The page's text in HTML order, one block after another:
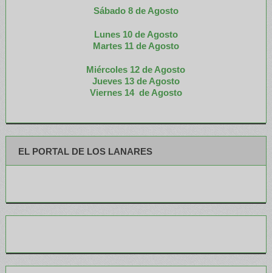
Sábado 8 de Agosto
Lunes 10 de Agosto
Martes 11 de Agosto
Miércoles 12 de Agosto
Jueves 13 de Agosto
Viernes 14 de Agosto
EL PORTAL DE LOS LANARES